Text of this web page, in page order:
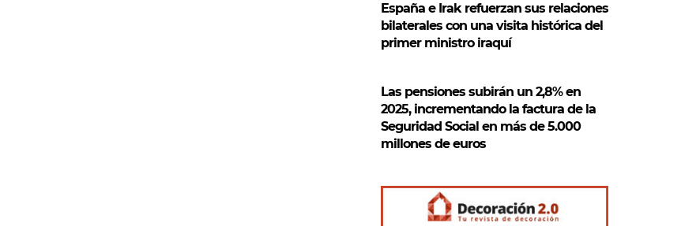
España e Irak refuerzan sus relaciones
bilaterales con una visita histórica del
primer ministro iraquí
Las pensiones subirán un 2,8% en
2025, incrementando la factura de la
Seguridad Social en más de 5.000
millones de euros